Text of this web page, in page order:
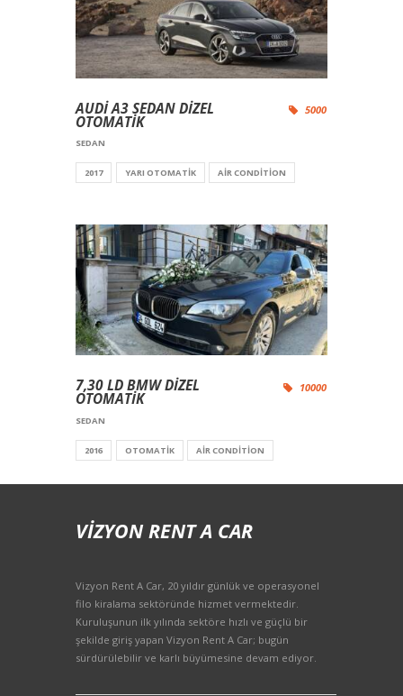
AUDİ A3 SEDAN DİZEL
OTOMATİK
SEDAN
5000
2017 YARI OTOMATIK AIR CONDITION
7,30 LD BMW DİZEL
OTOMATİK
SEDAN
10000
2016 OTOMATIK AIR CONDITION
VIZYON RENT A CAR
Vizyon Rent A Car, 20 yıldır günlük ve operasyonel
filo kiralama sektöründe hizmet vermektedir.
Kuruluşunun ilk yılında sektöre hızlı ve güçlü bir
şekilde giriş yapan Vizyon Rent A Car; bugün
sürdürülebilir ve karlı büyümesine devam ediyor.